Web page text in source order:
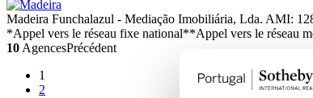
Madeira Funchalazul - Mediação Imobiliária, Lda. AMI:
*Appel vers le réseau fixe national**Appel vers le réseau
10 AgencesPrécédent
1
2